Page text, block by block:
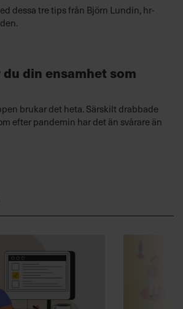
dessa tre tips från Björn Lundin, hr-
din ensamhet som
brukar det heta. Särskilt drabbade
efter pandemin har det än svårare än